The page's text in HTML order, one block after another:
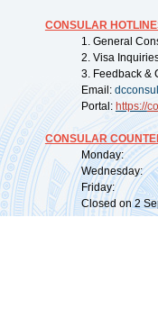
CONSULAR
1. General
2. Visa
3. Feedback &
Email:
Portal: https://
CONSULAR
Monday:
Wednesday:
Friday:
Closed on 2